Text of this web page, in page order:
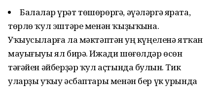
Балалар һүрәт төшөрөргә, әүәләргә ярата,
төрлө ҡул эштәре менән ҡыҙыҡһына.
Уҡыусыларға ла мәктәптән һуң күңеленә ятҡан
мауығыуы ял бирә. Ижади шөғөлдәр өсөн
тәғәйен әйберҙәр ҡул аҫтында булһын. Тик
уларҙы уҡыу әсбаптары менән бер үк урында